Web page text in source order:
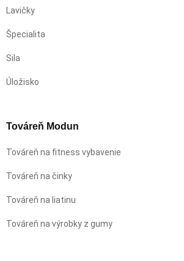
Lavičky
Špecialita
Sila
Úložisko
Továreň Modun
Továreň na fitness vybavenie
Továreň na činky
Továreň na liatinu
Továreň na výrobky z gumy